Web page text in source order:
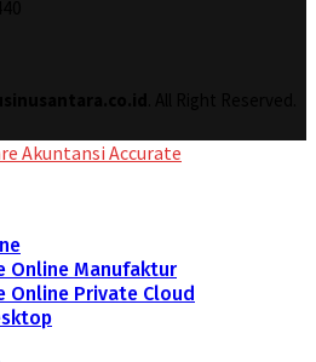
Online Manufaktur
Online Private Cloud